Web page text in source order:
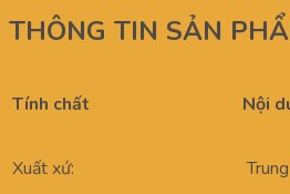
THÔNG TIN SẢN
Tính chất Nội
Xuất xứ: